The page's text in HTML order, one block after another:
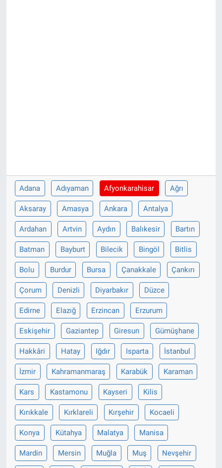
Adana Adıyaman Afyonkarahisar Ağrı
Aksaray Amasya Ankara Antalya
Ardahan Artvin Aydın Balıkesir Bartın
Batman Bayburt Bilecik Bingöl Bitlis
Bolu Burdur Bursa Çanakkale Çankırı
Çorum Denizli Diyarbakır Düzce
Edirne Elazığ Erzincan Erzurum
Eskişehir Gaziantep Giresun Gümüşhane
Hakkâri Hatay Iğdır Isparta İstanbul
İzmir Kahramanmaraş Karabük Karaman
Kars Kastamonu Kayseri Kilis
Kırıkkale Kırklareli Kırşehir Kocaeli
Konya Kütahya Malatya Manisa
Mardin Mersin Muğla Muş Nevşehir